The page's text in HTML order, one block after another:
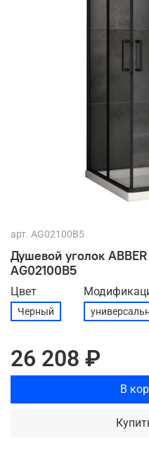
арт. AG02100B5
Душевой уголок
AG02100B5
Цвет
Черный
26 208 ₽
В